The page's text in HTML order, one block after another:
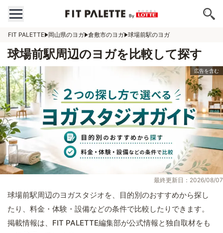
FIT PALETTE 岡山県のヨガ 倉敷市のヨガ 球場前駅のヨガ
球場前駅周辺のヨガを比較して探す
最終更新日：2026/08/07
球場前駅周辺のヨガスタジオを、目的別のおすすめから探し
たり、料金・体験・設備などの条件で比較したりできます。
掲載情報は、FIT PALETTE編集部が公式情報と独自取材をも